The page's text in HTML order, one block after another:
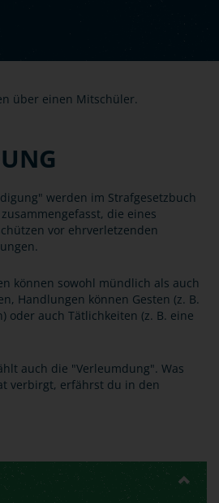
werden im Strafgesetzbuch
die eines
vor ehrverletzenden
können sowohl mündlich als auch
Handlungen können Gesten (z. B.
oder auch Tätlichkeiten (z. B. eine
auch die "Verleumdung". Was
verbirgt, erfährst du in den